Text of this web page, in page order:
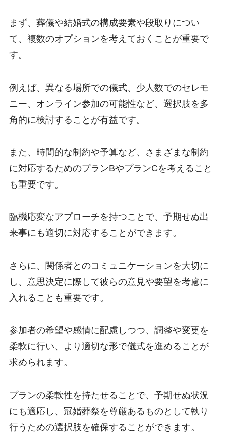
まず、葬儀や結婚式の構成要素や段取りについ
て、複数のオプションを考えておくことが重要で
す。
例えば、異なる場所での儀式、少人数でのセレモ
ニー、オンライン参加の可能性など、選択肢を多
角的に検討することが有益です。
また、時間的な制約や予算など、さまざまな制約
に対応するためのプランBやプランCを考えること
も重要です。
臨機応変なアプローチを持つことで、予期せぬ出
来事にも適切に対応することができます。
さらに、関係者とのコミュニケーションを大切に
し、意思決定に際して彼らの意見や要望を考慮に
入れることも重要です。
参加者の希望や感情に配慮しつつ、調整や変更を
柔軟に行い、より適切な形で儀式を進めることが
求められます。
プランの柔軟性を持たせることで、予期せぬ状況
にも適応し、冠婚葬祭を尊厳あるものとして執り
行うための選択肢を確保することができます。